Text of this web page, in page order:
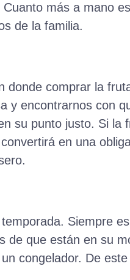
Cuanto más a mano
de la familia.
donde comprar la
y encontrarnos con
su punto justo. Si la
en una
Siempre
de que están en su
congelador. De